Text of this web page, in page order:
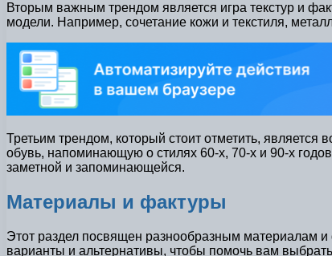
Вторым важным трендом является игра текстур и
модели. Например, сочетание кожи и текстиля,
Третьим трендом, который стоит отметить,
обувь, напоминающую о стилях 60-х, 70-х и 90-х
заметной и запоминающейся.
Материалы и фактуры
Этот раздел посвящен разнообразным материалам
варианты и альтернативы, чтобы помочь вам